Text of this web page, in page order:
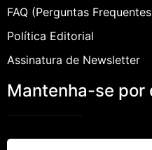
FAQ (Perguntas
Política Editorial
Assinatura de Newsletter
Mantenha-se por